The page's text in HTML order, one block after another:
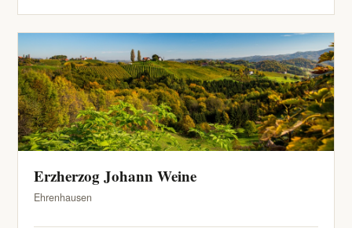
Erzherzog Johann Weine
Ehrenhausen